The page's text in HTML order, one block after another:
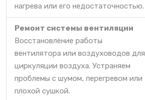
нагрева или его недостаточностью.
Ремонт системы вентиляции
Восстановление работы
вентилятора или воздуховодов для
циркуляции воздуха. Устраняем
проблемы с шумом, перегревом или
плохой сушкой.